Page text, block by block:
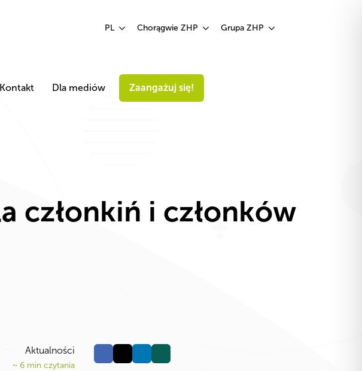
PL Chorągwie ZHP Grupa ZHP
Kontakt Dla mediów Zaangażuj się!
członkiń i członków
Aktualności
~ 6 min czytania